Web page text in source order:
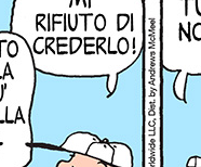
Moda
Libri
Consumismi
Storie/Idee
Ok Boomer!